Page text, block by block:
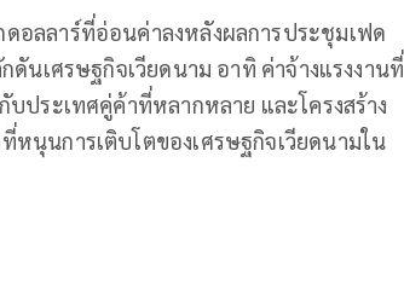
อลลาร์ที่อ่อนค่าลงหลังผลการประชุมเฟด
นเศรษฐกิจเวียดนาม อาทิ ค่าจ้างแรงงานที่
บประเทศคู่ค้าที่หลากหลาย และโครงสร้าง
นุนการเติบโตของเศรษฐกิจเวียดนามใน